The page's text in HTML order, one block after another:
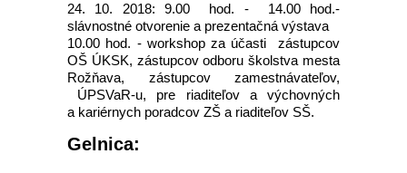
24. 10. 2018: 9.00 hod. - 14.00 hod.-
slávnostné otvorenie a prezentačná výstava
10.00 hod. - workshop za účasti zástupcov
OŠ ÚKSK, zástupcov odboru školstva mesta
Rožňava, zástupcov zamestnávateľov,
ÚPSVaR-u, pre riaditeľov a výchovných
a kariérnych poradcov ZŠ a riaditeľov SŠ.
Gelnica: